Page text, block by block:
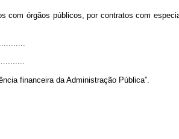
órgãos públicos, por contratos com
financeira da Administração Pública”.